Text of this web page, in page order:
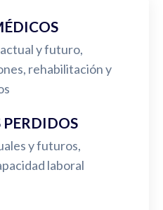
y futuro,
rehabilitación y
y futuros,
laboral